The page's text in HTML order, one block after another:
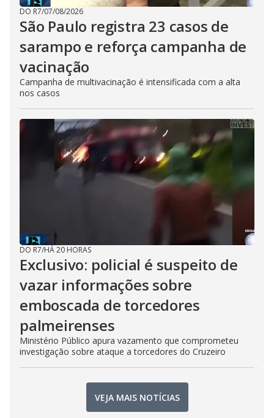
DO R7/07/08/2026
São Paulo registra 23 casos de
sarampo e reforça campanha de
vacinação
Campanha de multivacinação é intensificada com a alta
nos casos
DO R7/HÁ 20 HORAS
Exclusivo: policial é suspeito de
vazar informações sobre
emboscada de torcedores
palmeirenses
Ministério Público apura vazamento que comprometeu
investigação sobre ataque a torcedores do Cruzeiro
VEJA MAIS NOTÍCIAS